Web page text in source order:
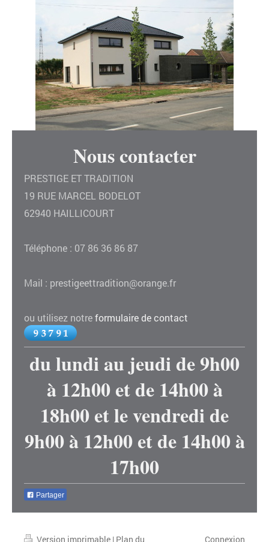
Nous contacter
PRESTIGE ET TRADITION
19 RUE MARCEL BODELOT
62940 HAILLICOURT
Téléphone : 07 86 36 86 87
Mail : prestigeettradition@orange.fr
ou utilisez notreformulaire de contact
du lundi au jeudi de 9h00
à 12h00 et de 14h00 à
18h00 et le vendredi de
9h00 à 12h00 et de 14h00 à
17h00
Partager
Version imprimable | Plan du Connexion